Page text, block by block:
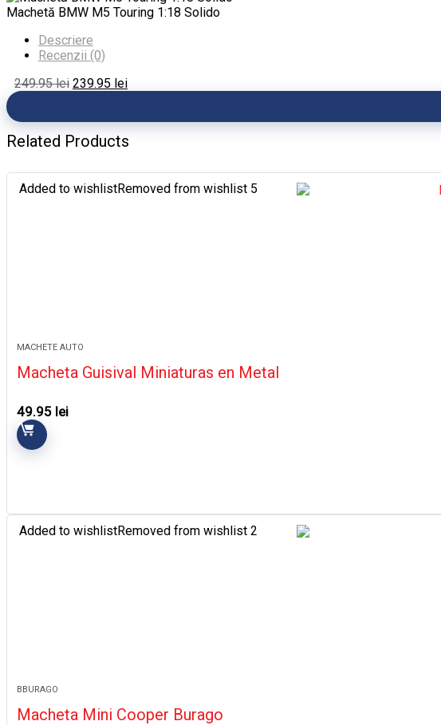
Machetă BMW M5 Touring 1:18 Solido
Descriere
Recenzii (0)
249.95lei 239.95 lei
Related Products
Added to wishlistRemoved from wishlist 5
MACHETE AUTO
Macheta Guisival Miniaturas en Metal
49.95 lei
Added to wishlistRemoved from wishlist 2
BBURAGO
Macheta Mini Cooper Burago